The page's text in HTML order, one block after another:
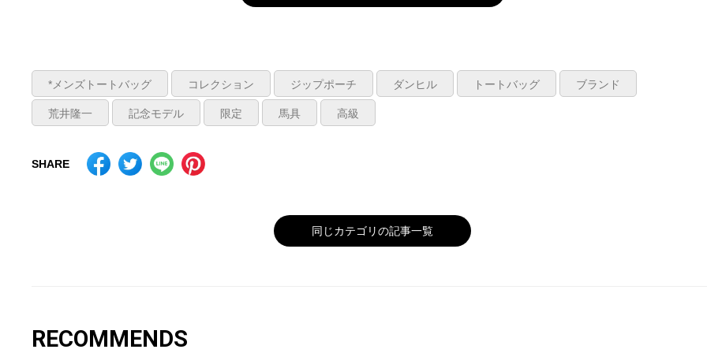
*メンズトートバッグ コレクション ジップポーチ ダンヒル トートバッグ ブランド
荒井隆一 記念モデル 限定 馬具 高級
SHARE
同じカテゴリの記事一覧
RECOMMENDS